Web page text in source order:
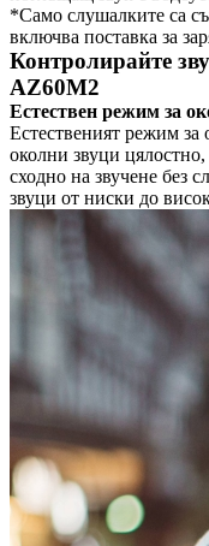
*Само слушалките са
включва поставка за
Контролирайте
AZ60M2
Естествен режим за
Естественият режим за
околни звуци цялостно,
сходно на звучене без
звуци от ниски до